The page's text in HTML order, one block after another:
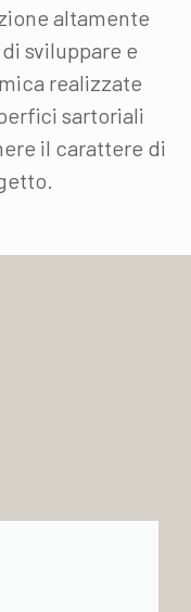
altamente
sviluppare e
realizzate
sartoriali
il carattere di